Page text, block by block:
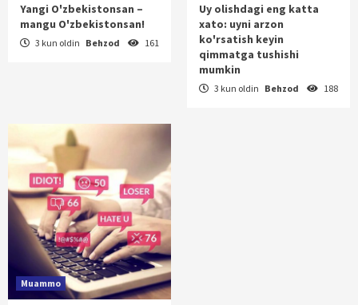
Yangi O'zbekistonsan –
mangu O'zbekistonsan!
3 kun oldin Behzod 161
Uy olishdagi eng katta
xato: uyni arzon
ko'rsatish keyin
qimmatga tushishi
mumkin
3 kun oldin Behzod 188
Muammo